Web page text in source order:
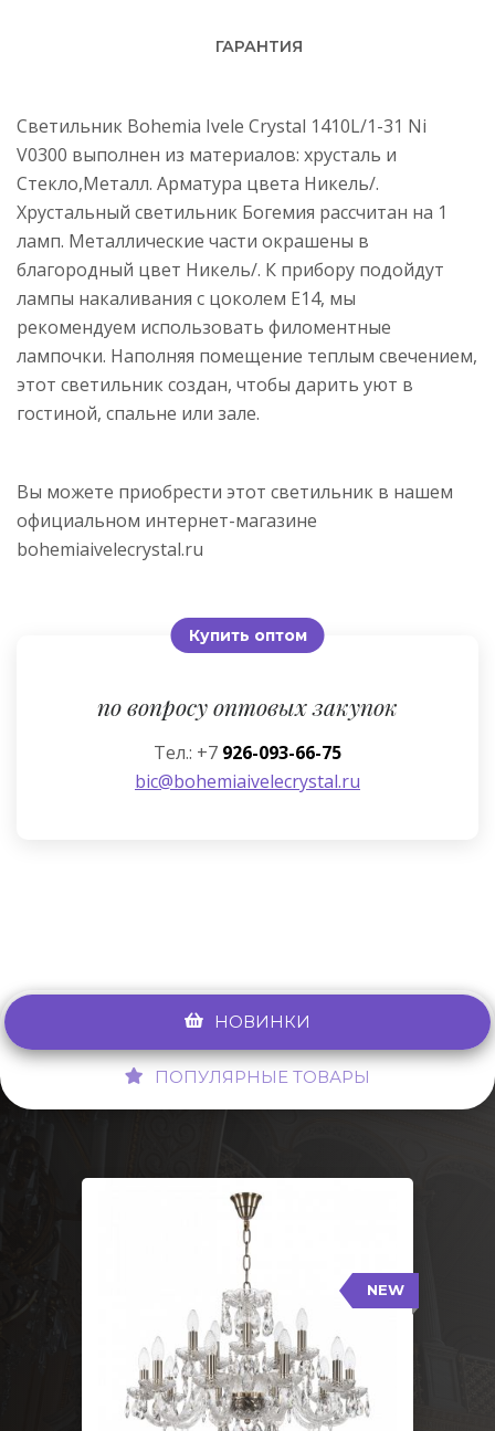
ГАРАНТИЯ
Светильник Bohemia Ivele Crystal 1410L/1-31 Ni
V0300 выполнен из материалов: хрусталь и
Стекло,Металл. Арматура цвета Никель/.
Хрустальный светильник Богемия рассчитан на 1
ламп. Металлические части окрашены в
благородный цвет Никель/. К прибору подойдут
лампы накаливания с цоколем E14, мы
рекомендуем использовать филоментные
лампочки. Наполняя помещение теплым свечением,
этот светильник создан, чтобы дарить уют в
гостиной, спальне или зале.
Вы можете приобрести этот светильник в нашем
официальном интернет-магазине
bohemiaivelecrystal.ru
Купить оптом
по вопросу оптовых закупок
Тел.: +7 926-093-66-75
bic@bohemiaivelecrystal.ru
НОВИНКИ
ПОПУЛЯРНЫЕ ТОВАРЫ
NEW
117/10+5/240 Pa
Тип: Стеклянный рожок
Цвет арматуры: Патина/
Кол-во ламп: 15